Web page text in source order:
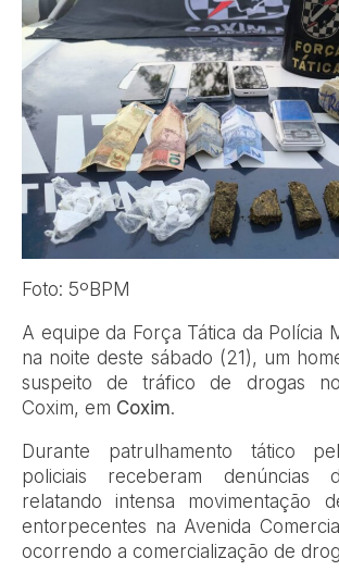
Foto: 5ºBPM
A equipe da Força Tática da Polícia
na noite deste sábado (21), um
suspeito de tráfico de drogas
Coxim, em Coxim.
Durante patrulhamento tático
policiais receberam denúncias
relatando intensa movimentação
entorpecentes na Avenida
ocorrendo a comercialização de